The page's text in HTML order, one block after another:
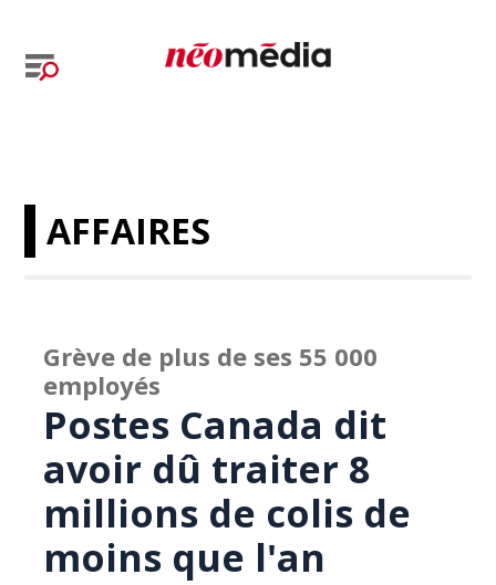
AFFAIRES
Grève de plus de ses 55 000
employés
Postes Canada dit
avoir dû traiter 8
millions de colis de
moins que l'an